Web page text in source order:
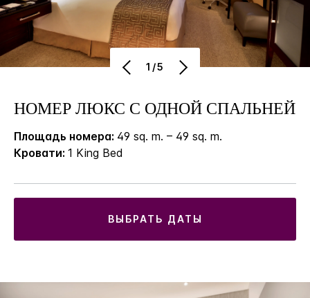
1/5
НОМЕР ЛЮКС С ОДНОЙ СПАЛЬНЕЙ
Площадь номера: 49 sq. m. – 49 sq. m.
Кровати: 1 King Bed
ВЫБРАТЬ ДАТЫ